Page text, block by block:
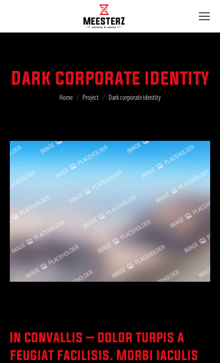
Dark corporate identity
Je bent hier:
Home Project Dark corporate identity
In convallis – dolor turpis a
feugiat facilisis. Morbi iaculis